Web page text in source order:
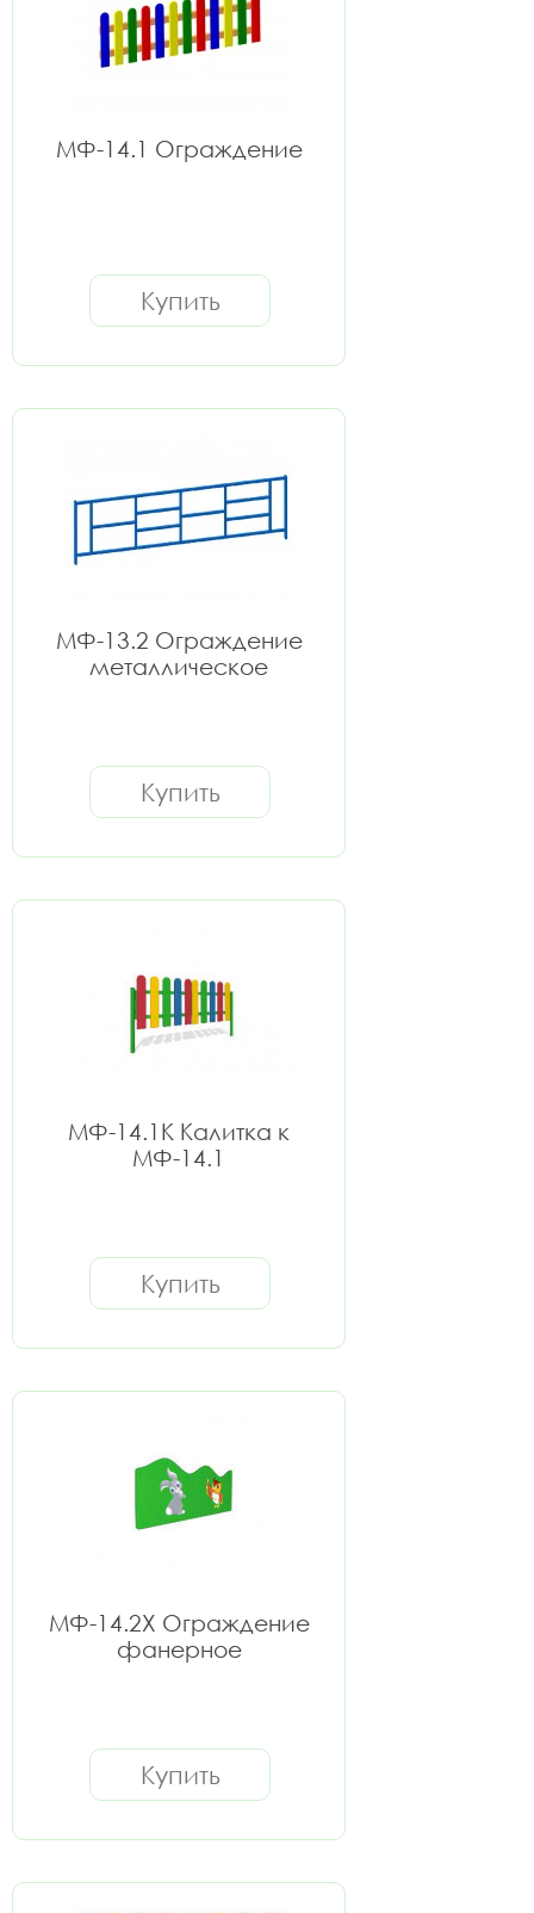
МФ-14.1 Ограждение
Купить
МФ-13.2 Ограждение
металлическое
Купить
МФ-14.1К Калитка к
МФ-14.1
Купить
МФ-14.2Х Ограждение
фанерное
Купить